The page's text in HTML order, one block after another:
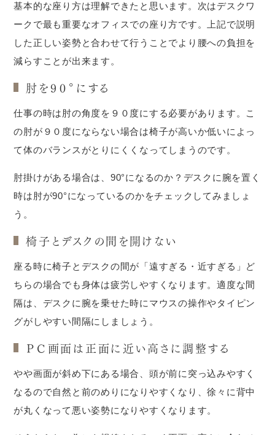
基本的な座り方は理解できたと思います。次はデスクワ
ークで最も重要なオフィスでの座り方です。上記で説明
した正しい姿勢と合わせて行うことでより腰への負担を
減らすことが出来ます。
肘を９０°にする
仕事の時は肘の角度を９０度にする必要があります。こ
の肘が９０度にならない場合は椅子が高いか低いによっ
て体のバランスがとりにくくなってしまうのです。
肘掛けがある場合は、90°になるのか？デスクに腕を置く
時は肘が90°になっているのかをチェックしてみましょ
う。
椅子とデスクの間を開けない
座る時に椅子とデスクの間が「遠すぎる・近すぎる」ど
ちらの場合でも身体は疲労しやすくなります。適度な間
隔は、デスクに腕を乗せた時にマウスの操作やタイピン
グがしやすい間隔にしましょう。
ＰＣ画面は正面に近い高さに調整する
やや画面が斜め下にある場合、頭が前に突っ込みやすく
なるので自然と前のめりになりやすくなり、徐々に背中
が丸くなって悪い姿勢になりやすくなります。